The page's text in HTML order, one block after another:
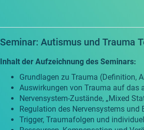
Seminar: Autismus und Trauma
Inhalt der Aufzeichnung des Seminars:
Grundlagen zu Trauma (Definition,
Auswirkungen von Trauma auf das
Nervensystem-Zustände, „Mixed
Regulation des Nervensystems
Trigger, Traumafolgen und